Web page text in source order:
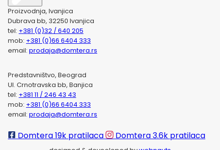
Proizvodnja, Ivanjica
Dubrava bb, 32250 Ivanjica
tel: +381 (0)32 / 640 205
mob: +381 (0)66 6404 333
email: prodaja@domtera.rs
Predstavništvo, Beograd
Ul. Crnotravska bb, Banjica
tel: +381 11 / 246 43 43
mob: +381 (0)66 6404 333
email: prodaja@domtera.rs
Domtera19k pratilaca Domtera3.6k pratilaca